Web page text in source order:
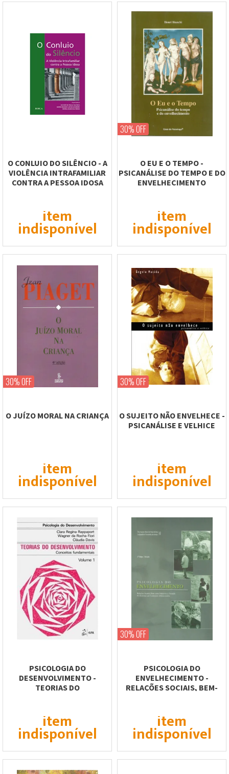
O CONLUIO DO SILÊNCIO - A
VIOLÊNCIA INTRAFAMILIAR
CONTRA A PESSOA IDOSA
item
indisponível
30% OFF
O EU E O TEMPO -
PSICANÁLISE DO TEMPO E DO
ENVELHECIMENTO
item
indisponível
30% OFF
O JUÍZO MORAL NA CRIANÇA
item
indisponível
30% OFF
O SUJEITO NÃO ENVELHECE -
PSICANÁLISE E VELHICE
item
indisponível
PSICOLOGIA DO
DESENVOLVIMENTO -
TEORIAS DO
item
indisponível
30% OFF
PSICOLOGIA DO
ENVELHECIMENTO -
RELAÇÕES SOCIAIS, BEM-
item
indisponível